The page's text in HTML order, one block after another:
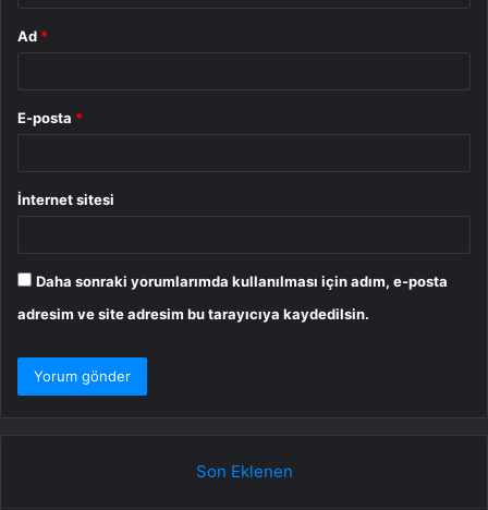
Ad *
E-posta *
İnternet sitesi
Daha sonraki yorumlarımda kullanılması için adım, e-posta
adresim ve site adresim bu tarayıcıya kaydedilsin.
Son Eklenen